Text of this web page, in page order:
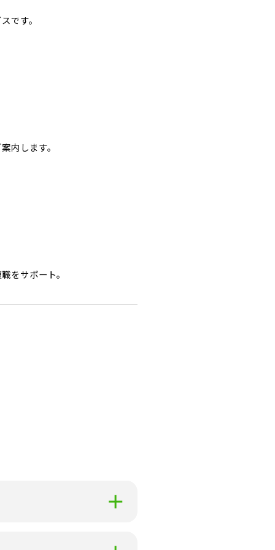
です。
内します。
をサポート。